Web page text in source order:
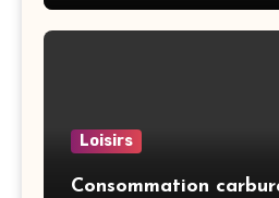
Loisirs
Consommation